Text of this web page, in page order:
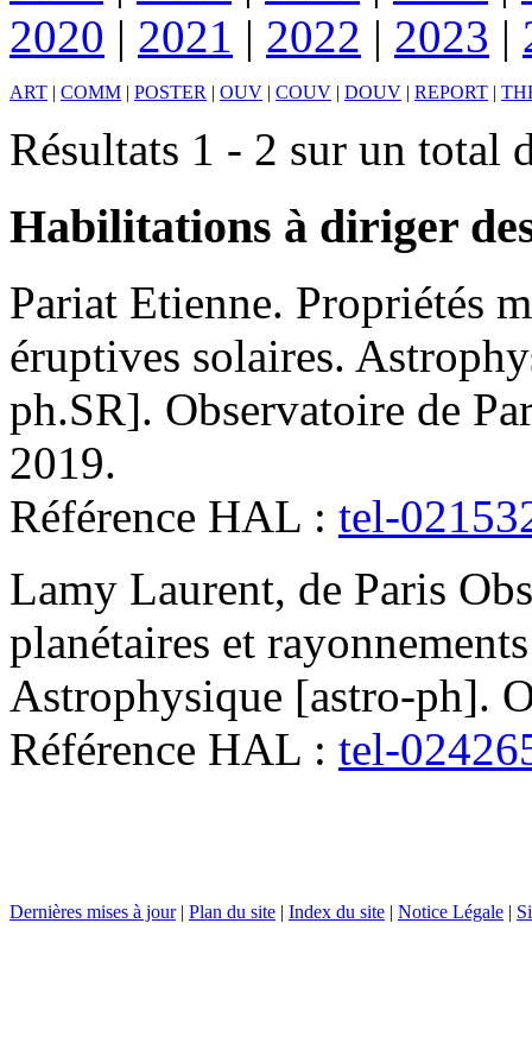
2020 | 2021 | 2022 | 2023 |
ART | COMM | POSTER | OUV | COUV | DOUV | REPORT |
Résultats 1 - 2 sur un total
Habilitations à diriger
Pariat Etienne. Propriétés
éruptives solaires.
ph.SR]. Observatoire de
2019.
Référence HAL : tel-
Lamy Laurent, de Paris
planétaires et
Astrophysique [astro-ph].
Référence HAL : tel-
Dernières mises à jour| Plan du site | Index du site | Notice Légale |